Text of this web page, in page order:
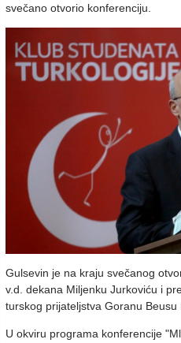
svečano otvorio konferenciju.
Gulsevin je na kraju svečanog
v.d. dekana Miljenku Jurkoviću i
turskog prijateljstva Goranu Beusu
U okviru programa konferencije